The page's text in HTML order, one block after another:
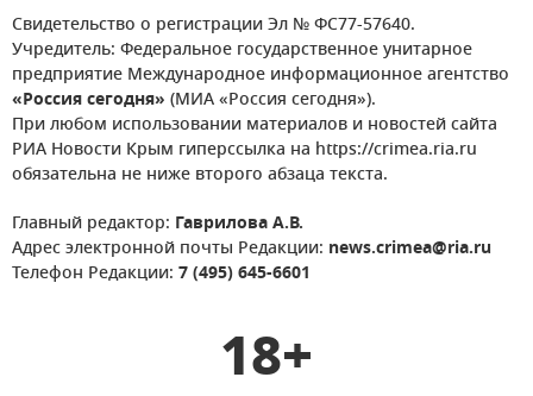
Свидетельство о регистрации Эл № ФС77-57640.
Учредитель: Федеральное государственное унитарное
предприятие Международное информационное агентство
«Россия сегодня» (МИА «Россия сегодня»).
При любом использовании материалов и новостей сайта
РИА Новости Крым гиперссылка на https://crimea.ria.ru
обязательна не ниже второго абзаца текста.
Главный редактор: Гаврилова А.В.
Адрес электронной почты Редакции: news.crimea@ria.ru
Телефон Редакции: 7 (495) 645-6601
18+